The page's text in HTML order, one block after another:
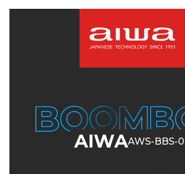
AIWAAWS-BBS-